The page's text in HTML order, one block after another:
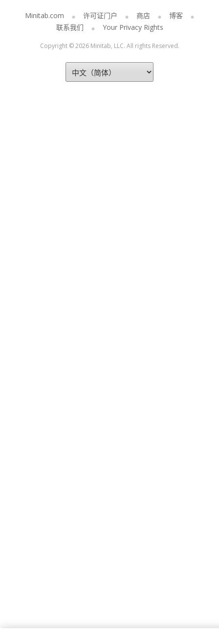
Minitab.com 许可证门户 商店
博客
联系我们
Your Privacy Rights
Copyright © 2026 Minitab, LLC. All rights Reserved.